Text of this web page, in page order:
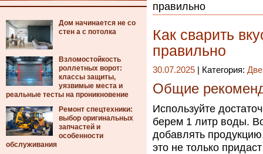
Дом начинается не со
стен а с потолка
Взломостойкость
роллетных ворот:
классы защиты,
уязвимые места и
реальные тесты на проникновение
Ремонт спецтехники:
выбор оригинальных
запчастей и
особенности
обслуживания
правильно
Как сварить
правильно
30.07.2025 | Категория:
Общие
Используйте
берем 1 литр воды.
добавлять
это не только